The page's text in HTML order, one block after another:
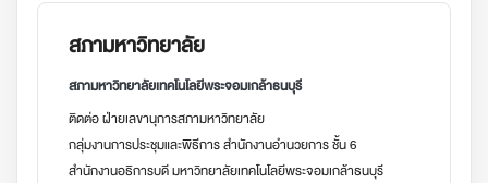
สภามหาวิทยาลัย
สภามหาวิทยาลัยเทคโนโลยีพระจอมเกล้าธนบุรี
ติดต่อ ฝ่ายเลขานุการสภามหาวิทยาลัย
กลุ่มงานการประชุมและพิธีการ สำนักงานอำนวยการ ชั้น 6
สำนักงานอธิการบดี มหาวิทยาลัยเทคโนโลยีพระจอมเกล้าธนบุรี